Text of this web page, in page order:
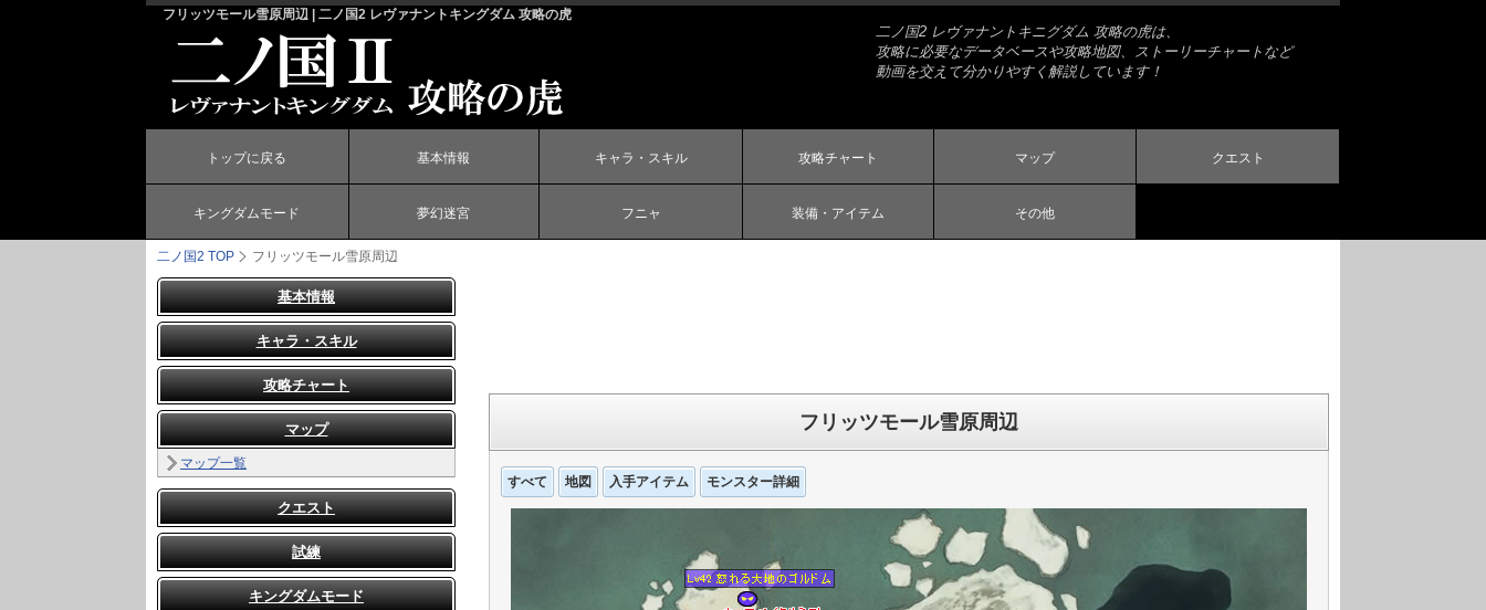
フリッツモール雪原周辺 | 二ノ国2 レヴァナントキングダム 攻略の虎
二ノ国2 レヴァナントキニグダム 攻略の虎は、
攻略に必要なデータベースや攻略地図、ストーリーチャートなど
動画を交えて分かりやすく解説しています！
トップに戻る 基本情報 キャラ・スキル 攻略チャート マップ クエスト
キングダムモード 夢幻迷宮 フニャ 装備・アイテム その他
二ノ国2 TOP フリッツモール雪原周辺
フリッツモール雪原周辺
すべて 地図 入手アイテム モンスター詳細
基本情報
キャラ・スキル
攻略チャート
マップ
マップ一覧
クエスト
試練
キングダムモード